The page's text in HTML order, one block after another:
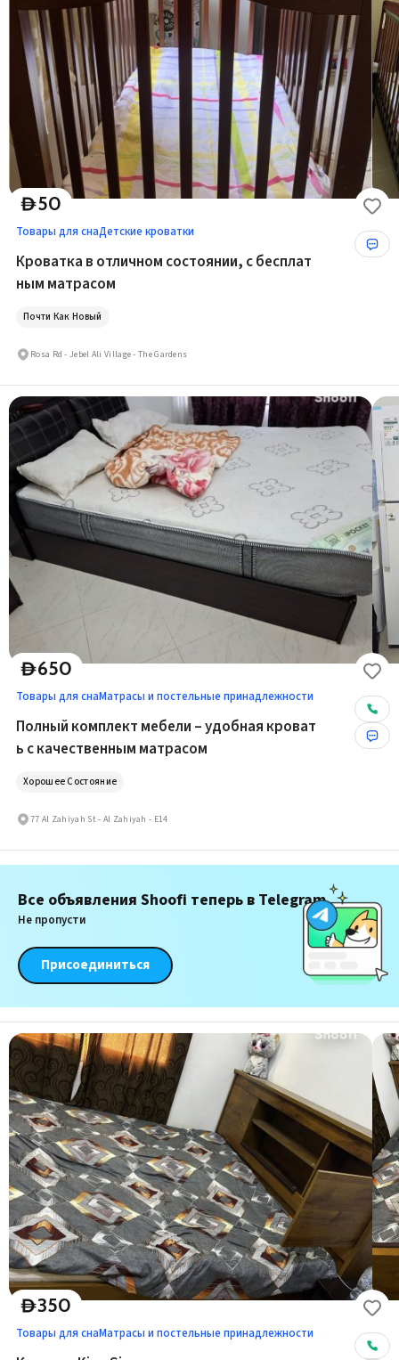
D50
Товары для снаДетские кроватки
Кроватка в отличном состоянии, с бесплат
ным матрасом
Почти Как Новый
Rosa Rd - Jebel Ali Village - The Gardens
D650
Товары для снаМатрасы и постельные принадлежности
Полный комплект мебели – удобная кроват
ь с качественным матрасом
Хорошее Состояние
77 Al Zahiyah St - Al Zahiyah - E14
Все объявления Shoofi теперь в Telegram
Не пропусти
Присоединиться
D350
Товары для снаМатрасы и постельные принадлежности